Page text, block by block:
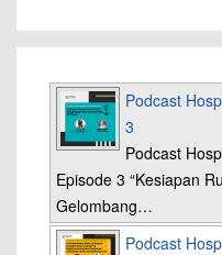
Podcast
3
Podcast
Episode 3 “Kesiapan
Gelombang…
Podcast